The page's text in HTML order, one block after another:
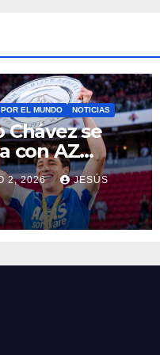
EL MUNDO NOTICIAS
Chávez se
con AZ
en la
de
Bajos
2, 2026 JESÚS